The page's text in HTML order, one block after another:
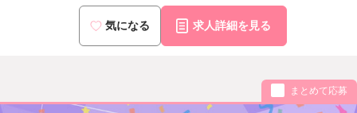
気になる 求人詳細を見る
まとめて応募